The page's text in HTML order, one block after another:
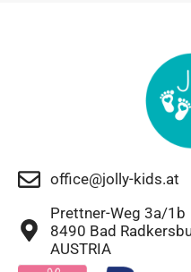
office@jolly-kids.at
Prettner-Weg 3a/1b
8490 Bad
AUSTRIA